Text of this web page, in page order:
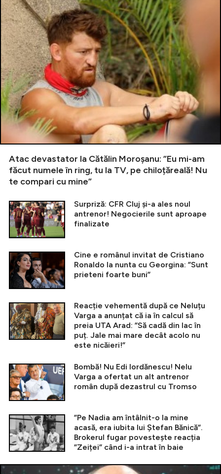
Atac devastator la Cătălin Moroșanu: ”Eu mi-am
făcut numele în ring, tu la TV, pe chiloțăreală! Nu
te compari cu mine”
Surpriză: CFR Cluj și-a ales noul
antrenor! Negocierile sunt aproape
finalizate
Cine e românul invitat de Cristiano
Ronaldo la nunta cu Georgina: ”Sunt
prieteni foarte buni”
Reacție vehementă după ce Neluțu
Varga a anunțat că ia în calcul să
preia UTA Arad: ”Să cadă din lac în
puț. Jale mai mare decât acolo nu
este nicăieri!”
Bombă! Nu Edi Iordănescu! Nelu
Varga a ofertat un alt antrenor
român după dezastrul cu Tromso
”Pe Nadia am întâlnit-o la mine
acasă, era iubita lui Ștefan Bănică”.
Brokerul fugar povestește reacția
”Zeiței” când i-a intrat în baie